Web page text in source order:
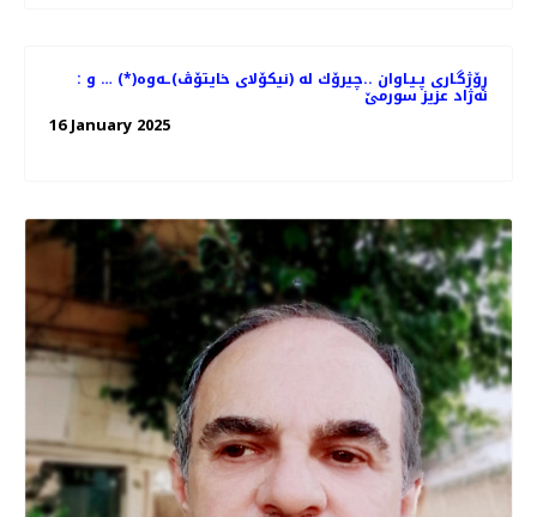
ڕۆژگـاری پـیـاوان ..چیرۆك له‌ (نیكۆلای خایتۆڤ)ـه‌وه‌(*) … و ‌:
نه‌ژاد عزیز سورمێ
16 January 2025